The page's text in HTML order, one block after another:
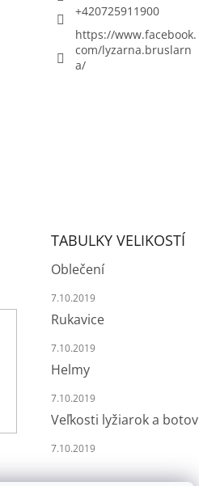
+420725911900
https://www.facebook.
com/lyzarna.bruslarn
a/
TABULKY VELIKOSTÍ
Oblečení
7.10.2019
Rukavice
7.10.2019
Helmy
7.10.2019
Veľkosti lyžiarok a botov
7.10.2019